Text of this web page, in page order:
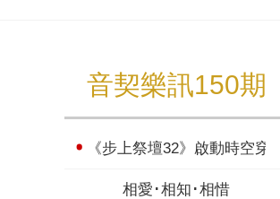
音契樂訊150期
《步上祭壇32》啟動時空穿
相愛･相知･相惜